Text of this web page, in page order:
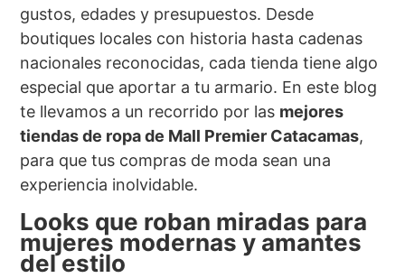
gustos, edades y presupuestos. Desde
boutiques locales con historia hasta cadenas
nacionales reconocidas, cada tienda tiene algo
especial que aportar a tu armario. En este blog
te llevamos a un recorrido por las mejores
tiendas de ropa de Mall Premier Catacamas,
para que tus compras de moda sean una
experiencia inolvidable.
Looks que roban miradas para
mujeres modernas y amantes
del estilo